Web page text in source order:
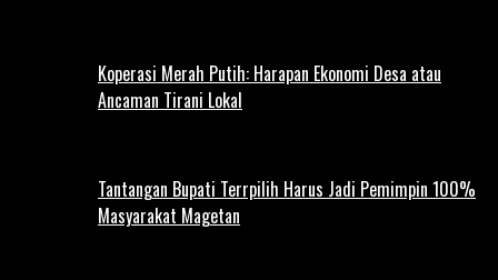
Koperasi Merah Putih: Harapan Ekonomi Desa atau
Ancaman Tirani Lokal
Tantangan Bupati Terrpilih Harus Jadi Pemimpin 100%
Masyarakat Magetan